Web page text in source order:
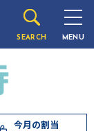
SEARCH MENU
今月の割当